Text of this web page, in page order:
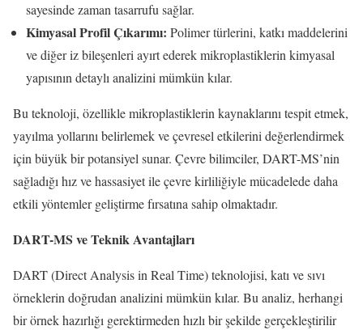
sayesinde zaman tasarrufu sağlar.
Kimyasal Profil Çıkarımı: Polimer türlerini, katkı maddelerini
ve diğer iz bileşenleri ayırt ederek mikroplastiklerin kimyasal
yapısının detaylı analizini mümkün kılar.
Bu teknoloji, özellikle mikroplastiklerin kaynaklarını tespit etmek,
yayılma yollarını belirlemek ve çevresel etkilerini değerlendirmek
için büyük bir potansiyel sunar. Çevre bilimciler, DART-MS’nin
sağladığı hız ve hassasiyet ile çevre kirliliğiyle mücadelede daha
etkili yöntemler geliştirme fırsatına sahip olmaktadır.
DART-MS ve Teknik Avantajları
DART (Direct Analysis in Real Time) teknolojisi, katı ve sıvı
örneklerin doğrudan analizini mümkün kılar. Bu analiz, herhangi
bir örnek hazırlığı gerektirmeden hızlı bir şekilde gerçekleştirilir